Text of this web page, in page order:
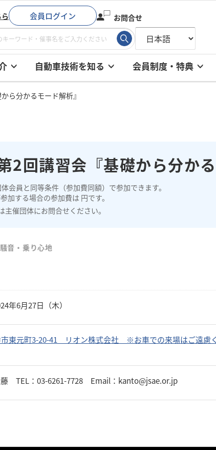
会員ログイン お問合せ
自動車技術を知る 会員制度・特典
ら分かるモード解析』
回講習会『基礎から分かる
会員と同等条件（参加費同額）で参加できます。
加する場合の参加費は 円です。
催団体にお問合せください。
音・乗り心地
年6月27日（木）
東元町3-20-41 リオン株式会社 ※お車での来場はご遠慮く
TEL：03-6261-7728 Email：kanto@jsae.or.jp